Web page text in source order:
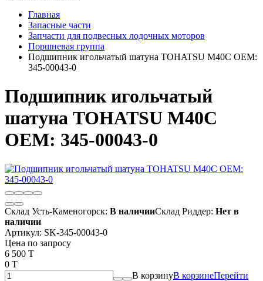
Главная
Запасные части
Запчасти для подвесных лодочных моторов
Поршневая группа
Подшипник игольчатый шатуна TOHATSU M40C OEM:
345-00043-0
Подшипник игольчатый
шатуна TOHATSU M40C
OEM: 345-00043-0
Склад Усть-Каменогорск: В наличииСклад Риддер: Нет в
наличии
Артикул: SK-345-00043-0
Цена по запросу
6 500 T
0 T
В корзинуВ корзинеПерейти